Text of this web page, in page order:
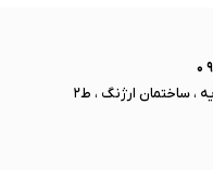
، ساختمان ارژنگ ، ط2